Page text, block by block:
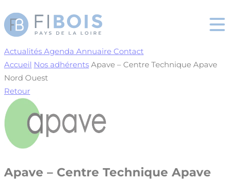
Actualités Agenda Annuaire Contact
Accueil Nos adhérents Apave – Centre Technique Apave
Nord Ouest
Retour
Apave – Centre Technique Apave